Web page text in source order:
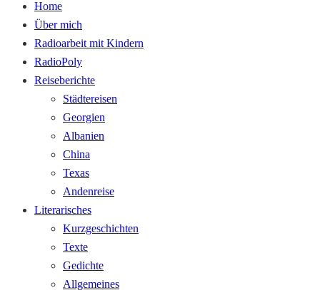
Home
Über mich
Radioarbeit mit Kindern
RadioPoly
Reiseberichte
Städtereisen
Georgien
Albanien
China
Texas
Andenreise
Literarisches
Kurzgeschichten
Texte
Gedichte
Allgemeines